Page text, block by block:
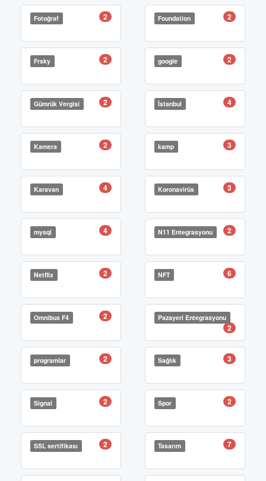
Fotoğraf 2 Foundation 2
Frsky 2 google 2
Gümrük Vergisi 2 İstanbul 4
Kamera 2 kamp 3
Karavan 4 Koronavirüs 3
mysql 4 N11 Entegrasyonu 2
Netflix 2 NFT 6
Omnibus F4 2 Pazayeri Entegrasyonu
2
programlar 2 Sağlık 3
Signal 2 Spor 2
SSL sertifikası 2 Tasarım 7